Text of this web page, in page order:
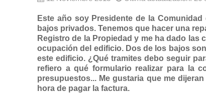
Este año soy Presidente de la
bajos privados. Tenemos que hacer una
Registro de la Propiedad y me ha dado
ocupación del edificio. Dos de los bajos
este edificio. ¿Qué tramites debo seguir
refiero a qué formulario realizar para la
presupuestos... Me gustaria que me
hora de pagar la factura.